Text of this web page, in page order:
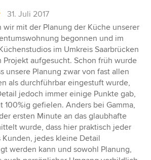
31. Juli 2017
wir mit der Planung der Küche unserer
begonnen und im
im Umkreis Saarbrücken
Projekt aufgesucht. Schon früh wurde
unsere Planung zwar von fast allen
als durchführbar eingestuft wurde,
jedoch immer einige Punkte gab,
100%ig gefielen. Anders bei Gamma,
ersten Minute an das glaubhafte
wurde, dass hier praktisch jeder
Kunden, jedes kleine Detail
werden kann und sowohl Planung,